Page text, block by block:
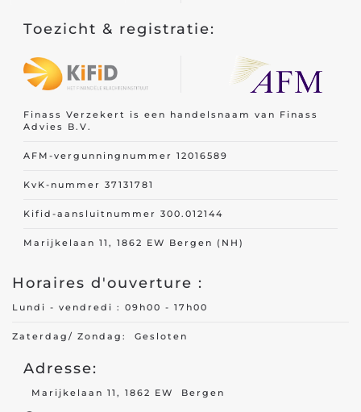
science
Culture
Science
restauration
Toezicht & registratie:
Finass Verzekert is een handelsnaam van Finass
Advies B.V.
AFM-vergunningnummer 12016589
KvK-nummer 37131781
Kifid-aansluitnummer 300.012144
Marijkelaan 11, 1862 EW Bergen (NH)
Horaires d'ouverture :
Lundi - vendredi : 09h00 - 17h00
Zaterdag/ Zondag: Gesloten
Adresse:
Marijkelaan 11, 1862 EW Bergen